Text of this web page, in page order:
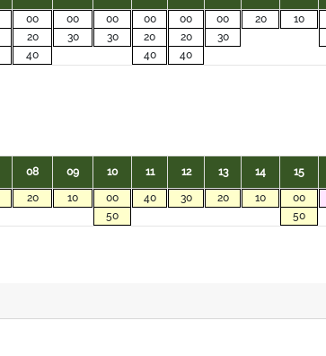
00
20
40
00
30
00
30
00
20
40
00
20
40
00
30
20 10
08 09 10 11 12 13 14 15
20 10
00
50
40 30 20 10
00
50